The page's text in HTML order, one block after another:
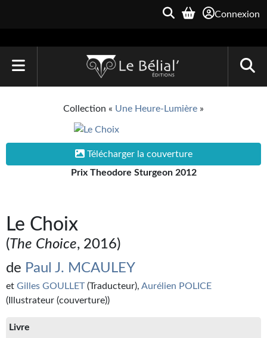
Connexion
Une Heure-Lumière
Parallaxe
Quarante-Deux
Kvasar
Pulps
Wotan
Collection « Une Heure-Lumière »
Télécharger la couverture
Prix Theodore Sturgeon 2012
Le Choix
(The Choice, 2016)
de Paul J. MCAULEY
et Gilles GOULLET(Traducteur), Aurélien POLICE
(Illustrateur (couverture))
Livre